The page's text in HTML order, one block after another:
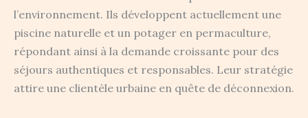
l’environnement. Ils développent actuellement une
piscine naturelle et un potager en permaculture,
répondant ainsi à la demande croissante pour des
séjours authentiques et responsables. Leur stratégie
attire une clientèle urbaine en quête de déconnexion.